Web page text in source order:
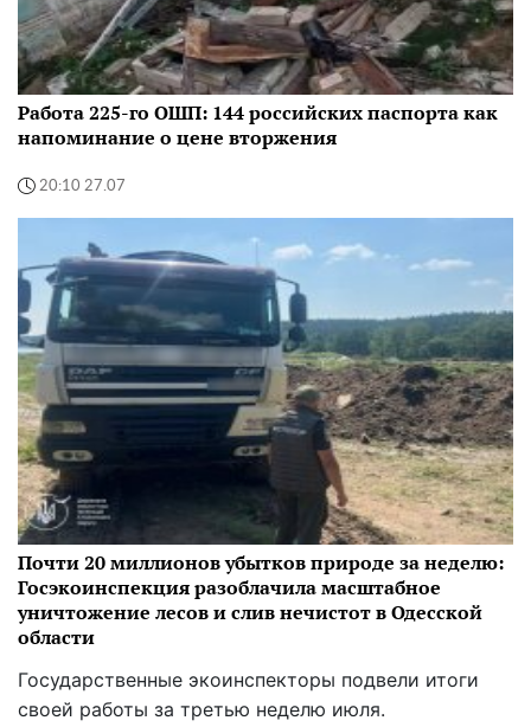
Работа 225-го ОШП: 144 российских паспорта как
напоминание о цене вторжения
20:10 27.07
Почти 20 миллионов убытков природе за неделю:
Госэкоинспекция разоблачила масштабное
уничтожение лесов и слив нечистот в Одесской
области
Государственные экоинспекторы подвели итоги
своей работы за третью неделю июля.